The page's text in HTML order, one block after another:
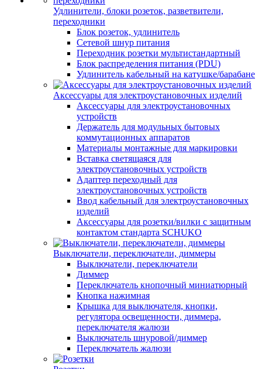
Удлинители, блоки розеток, разветвители,
переходники
Блок розеток, удлинитель
Сетевой шнур питания
Переходник розетки мультистандартный
Блок распределения питания (PDU)
Удлинитель кабельный на катушке/барабане
Аксессуары для электроустановочных изделий
Аксессуары для электроустановочных
устройств
Держатель для модульных бытовых
коммутационных аппаратов
Материалы монтажные для маркировки
Вставка светящаяся для
электроустановочных устройств
Адаптер переходный для
электроустановочных устройств
Ввод кабельный для электроустановочных
изделий
Аксессуары для розетки/вилки с защитным
контактом стандарта SCHUKO
Выключатели, переключатели, диммеры
Выключатели, переключатели
Диммер
Переключатель кнопочный миниатюрный
Кнопка нажимная
Крышка для выключателя, кнопки,
регулятора освещенности, диммера,
переключателя жалюзи
Выключатель шнуровой/диммер
Переключатель жалюзи